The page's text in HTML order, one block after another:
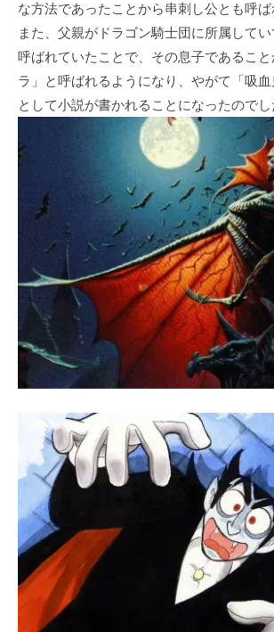
な方法であったことから串刺し公とも呼ば
また、父親がドラゴン騎士団に所属して
呼ばれていたことで、その息子であるこ
ラ」と呼ばれるようになり、やがて「吸血
として小説が書かれることになったのでし